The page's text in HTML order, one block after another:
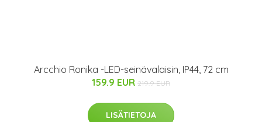
Arcchio Ronika -LED-seinävalaisin, IP44, 72 cm
159.9 EUR 219.9 EUR
LISÄTIETOJA